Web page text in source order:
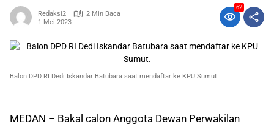
Redaksi2
2 Min Baca
1 Mei 2023
62
Balon DPD RI Dedi Iskandar Batubara saat mendaftar ke KPU Sumut.
MEDAN – Bakal calon Anggota Dewan Perwakilan